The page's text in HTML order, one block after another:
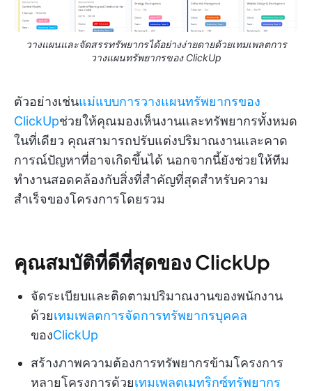
วางแผนและจัดสรรทรัพยากรได้อย่างง่ายดายด้วยเทมเพลตการ
วางแผนทรัพยากรของ ClickUp
ตัวอย่างเช่นแม่แบบการวางแผนทรัพยากรของ
ClickUpช่วยให้คุณมองเห็นงานและทรัพยากรทั้งหมด
ในที่เดียว คุณสามารถปรับแต่งปริมาณงานและคาด
การณ์ปัญหาที่อาจเกิดขึ้นได้ นอกจากนี้ยังช่วยให้ทีม
ทำงานสอดคล้องกับสิ่งที่สำคัญที่สุดสำหรับความ
สำเร็จของโครงการโดยรวม
คุณสมบัติที่ดีที่สุดของ ClickUp
จัดระเบียบและติดตามปริมาณงานของพนักงาน
ด้วยเทมเพลตการจัดการทรัพยากรบุคคล
ของClickUp
สร้างภาพความต้องการทรัพยากรข้ามโครงการ
หลายโครงการด้วยเทมเพลตเมทริกซ์ทรัพยากร